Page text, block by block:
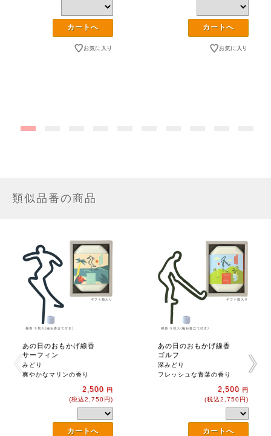
類似品番の商品
あの日のおもかげ線香
サーフィン
みどり
爽やかなマリンの香り
2,500 円
(税込2,750円)
あの日のおもかげ線香
ゴルフ
深みどり
フレッシュな青葉の香り
2,500 円
(税込2,750円)